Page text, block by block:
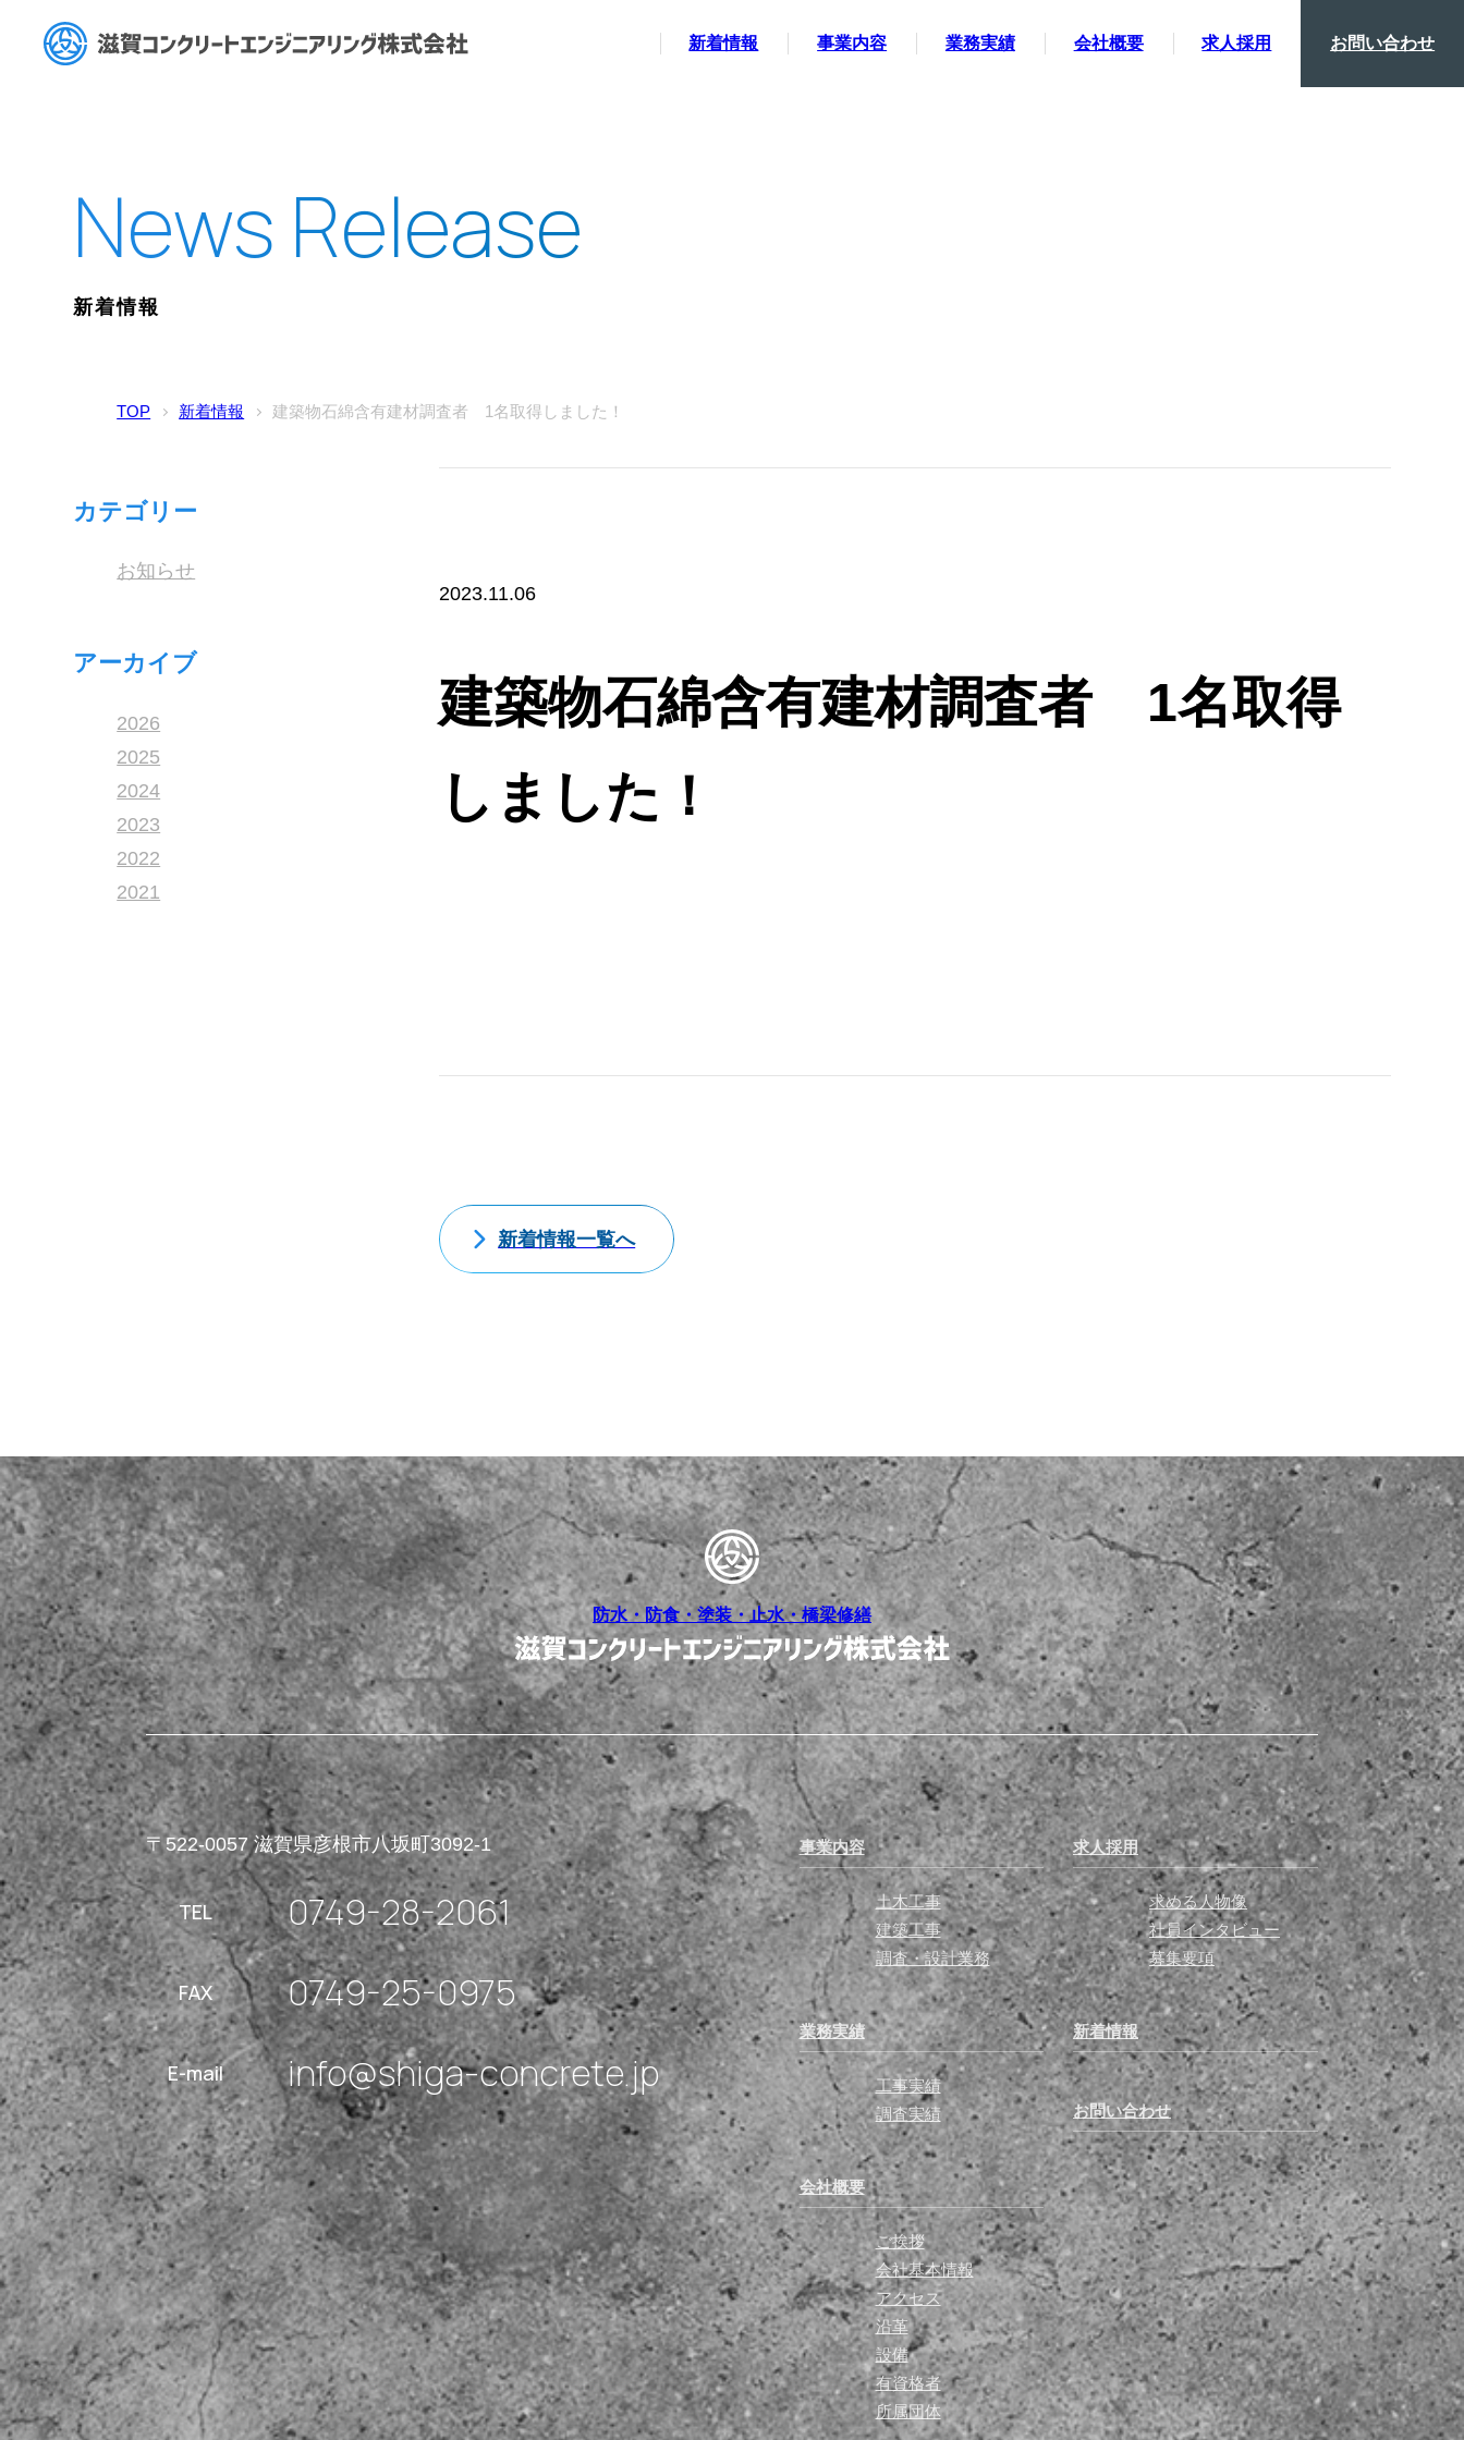
新着情報 事業内容 業務実績 会社概要 求人採用 お問い合わせ
新着情報
TOP 新着情報 建築物石綿含有建材調査者 1名取得しました！
2023.11.06
建築物石綿含有建材調査者 1名取得
しました！
新着情報一覧へ
カテゴリー
お知らせ
アーカイブ
2026
2025
2024
2023
2022
2021
防水・防食・塗装・止水・橋梁修繕
〒522-0057 滋賀県彦根市八坂町3092-1
TEL 0749-28-2061
FAX 0749-25-0975
E-mail info@shiga-concrete.jp
事業内容
土木工事
建築工事
調査・設計業務
業務実績
工事実績
調査実績
会社概要
ご挨拶
会社基本情報
アクセス
沿革
設備
有資格者
所属団体
求人採用
求める人物像
社員インタビュー
募集要項
新着情報
お問い合わせ